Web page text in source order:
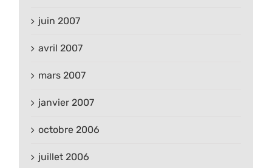
juin 2007
avril 2007
mars 2007
janvier 2007
octobre 2006
juillet 2006